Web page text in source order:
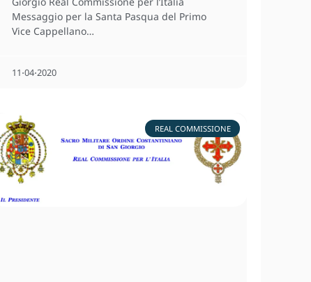
Messaggio per la Santa Pasqua del Primo
Vice Cappellano…
11⋅04⋅2020
REAL COMMISSIONE